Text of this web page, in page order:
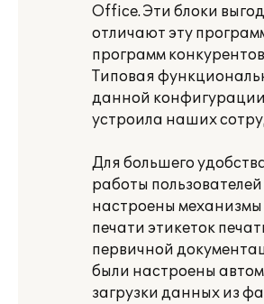
Office. Эти блоки
отличают эту
программ
Типовая
данной
устроила наших
Для большего
работы
настроены
печати этикеток
первичной
были настроены
загрузки данных из